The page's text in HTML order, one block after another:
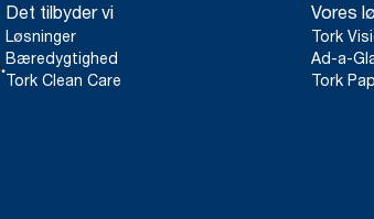
Det tilbyder vi
Løsninger
Bæredygtighed
Tork Clean Care
Vores
Tork
Ad-a-
Tork